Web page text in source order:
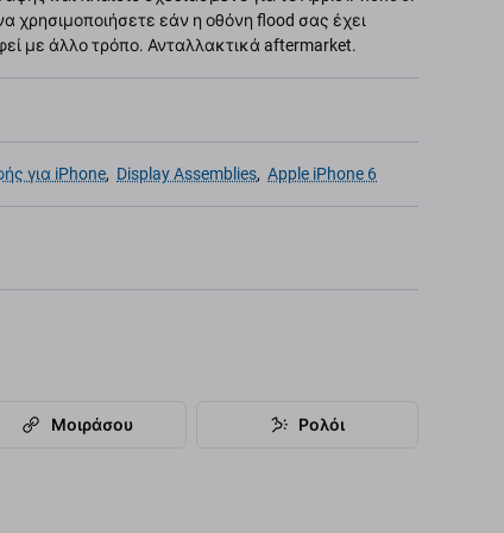
χρησιμοποιήσετε εάν η οθόνη flood σας έχει
με άλλο τρόπο. Ανταλλακτικά aftermarket.
για iPhone, Display Assemblies, Apple iPhone 6
Μοιράσου Ρολόι